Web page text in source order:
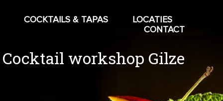
COCKTAILS & TAPAS
LOCATIES
CONTACT
Cocktail workshop Gilze